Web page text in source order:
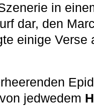
in
dar, den
einige Verse
jedwedem